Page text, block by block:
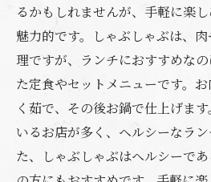
るかもしれませんが、手軽に楽
魅力的です。しゃぶしゃぶは、
理ですが、ランチにおすすめな
た定食やセットメニューです。
く茹で、その後お鍋で仕上げま
いるお店が多く、ヘルシーなラ
た、しゃぶしゃぶはヘルシーで